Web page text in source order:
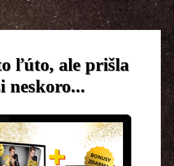
ľúto, ale prišla
neskoro...